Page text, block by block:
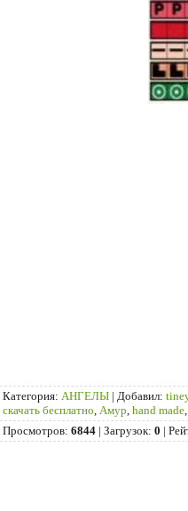
Категория: АНГЕЛЫ | Добавил:
скачать бесплатно Амур hand made
Просмотров: 6844 | Загрузок: 0 |